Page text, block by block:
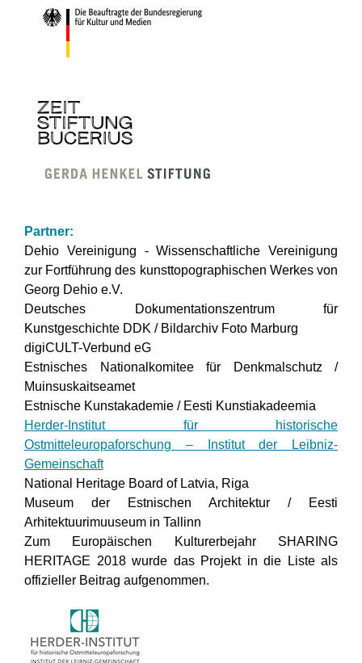
Partner:
Dehio Vereinigung - Wissenschaftliche Vereinigung
zur Fortführung des kunsttopographischen Werkes von
Georg Dehio e.V.
Deutsches Dokumentationszentrum für
Kunstgeschichte DDK / Bildarchiv Foto Marburg
digiCULT-Verbund eG
Estnisches Nationalkomitee für Denkmalschutz /
Muinsuskaitseamet
Estnische Kunstakademie / Eesti Kunstiakadeemia
Herder-Institut für historische
Ostmitteleuropaforschung – Institut der Leibniz-
Gemeinschaft
National Heritage Board of Latvia, Riga
Museum der Estnischen Architektur / Eesti
Arhitektuurimuuseum in Tallinn
Zum Europäischen Kulturerbejahr SHARING
HERITAGE 2018 wurde das Projekt in die Liste als
offizieller Beitrag aufgenommen.